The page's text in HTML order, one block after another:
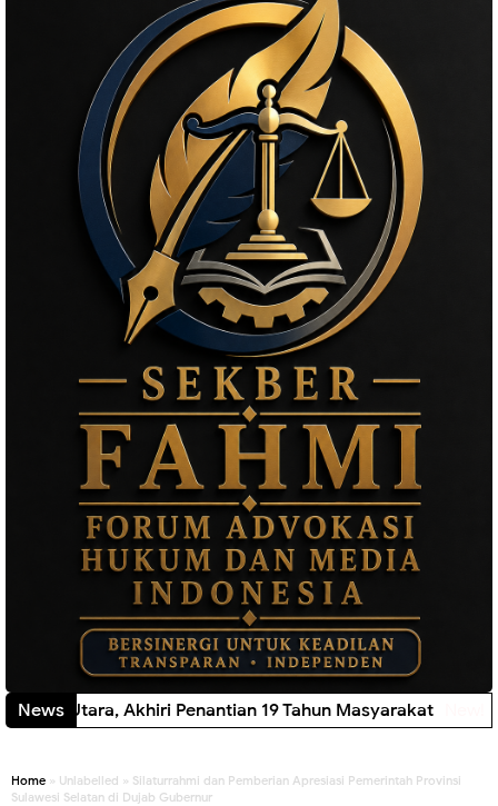
NewsUtara, Akhiri Penantian 19 Tahun Masyarakat
Home » Unlabelled » Silaturrahmi dan Pemberian Apresiasi Pemerintah Provinsi
Sulawesi Selatan di Dujab Gubernur